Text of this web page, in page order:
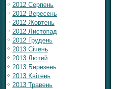
2012 Серпень
2012 Вересень
2012 Жовтень
2012 Листопад
2012 Грудень
2013 Січень
2013 Лютий
2013 Березень
2013 Квітень
2013 Травень